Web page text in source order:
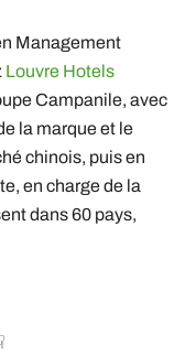
Management
Louvre Hotels
Campanile, avec
la marque et le
chinois, puis en
en charge de la
dans 60 pays,